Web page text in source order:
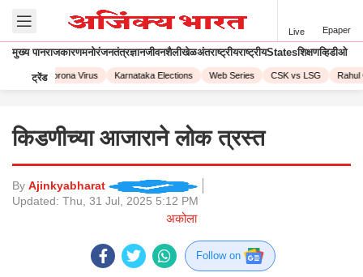
Live Epaper
मुख्य पानराजकारणमनोरंजनतंत्रज्ञानजीवनशैलीखेळअंतराष्ट्रीयराष्ट्रीयStatesशिक्षणव्हिडीओ
ट्रेंडCorona Virus Karnataka Elections Web Series CSK vs LSG Rahul
किडणीच्या आजाराने लोक त्रस्त
By Ajinkyabharat
Updated: Thu, 31 Jul, 2025 5:12 PM
अकोला
Follow on